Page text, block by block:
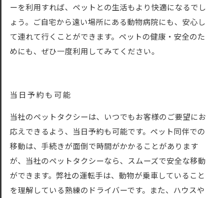
ーを利用すれば、ペットとの生活もより快適になるでし
ょう。ご自宅から遠い場所にある動物病院にも、安心し
て連れて行くことができます。ペットの健康・安全のた
めにも、ぜひ一度利用してみてください。
当日予約も可能
当社のペットタクシーは、いつでもお客様のご要望にお
応えできるよう、当日予約も可能です。ペット同伴での
移動は、手続きが面倒で時間がかかることがあります
が、当社のペットタクシーなら、スムーズで安全な移動
ができます。弊社の運転手は、動物が乗車していること
を理解している熟練のドライバーです。また、ハウスや